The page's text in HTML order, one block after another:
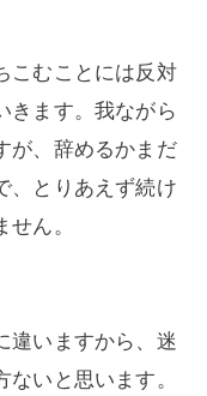
こむことには反対
きます。我ながら
が、辞めるかまだ
、とりあえず続け
ん。
違いますから、迷
いと思います。